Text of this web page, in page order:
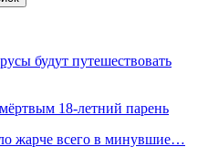
будут путешествовать
18-летний парень
жарче всего в минувшие…